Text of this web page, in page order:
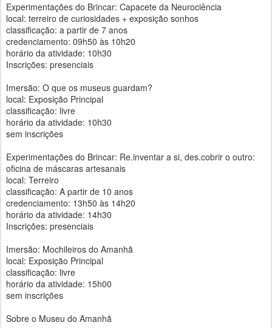
Experimentações do Brincar: Capacete da Neurociência
local: terreiro de curiosidades + exposição sonhos
classificação: a partir de 7 anos
credenciamento: 09h50 às 10h20
horário da atividade: 10h30
Inscrições: presenciais
Imersão: O que os museus guardam?
local: Exposição Principal
classificação: livre
horário da atividade: 10h30
sem inscrições
Experimentações do Brincar: Re.inventar a si, des.cobrir o outro:
oficina de máscaras artesanais
local: Terreiro
classificação: A partir de 10 anos
credenciamento: 13h50 às 14h20
horário da atividade: 14h30
Inscrições: presenciais
Imersão: Mochileiros do Amanhã
local: Exposição Principal
classificação: livre
horário da atividade: 15h00
sem inscrições
Sobre o Museu do Amanhã